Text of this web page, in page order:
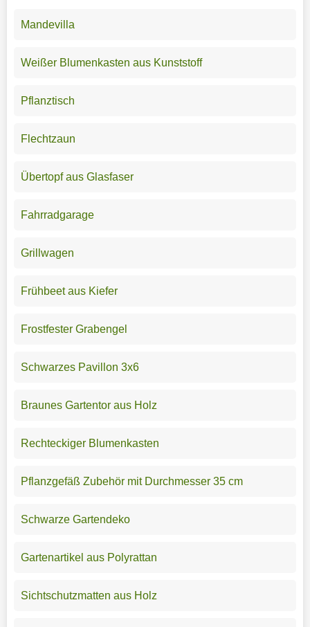
Mandevilla
Weißer Blumenkasten aus Kunststoff
Pflanztisch
Flechtzaun
Übertopf aus Glasfaser
Fahrradgarage
Grillwagen
Frühbeet aus Kiefer
Frostfester Grabengel
Schwarzes Pavillon 3x6
Braunes Gartentor aus Holz
Rechteckiger Blumenkasten
Pflanzgefäß Zubehör mit Durchmesser 35 cm
Schwarze Gartendeko
Gartenartikel aus Polyrattan
Sichtschutzmatten aus Holz